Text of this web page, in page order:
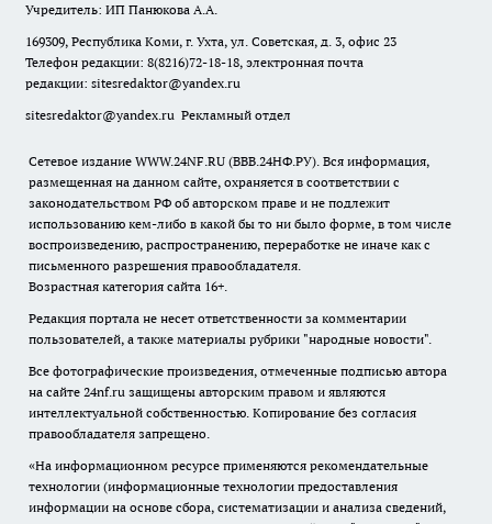
Учредитель: ИП Панюкова А.А.
169309, Республика Коми, г. Ухта, ул. Советская, д. 3, офис 23
Телефон редакции: 8(8216)72-18-18, электронная почта
редакции: sitesredaktor@yandex.ru
sitesredaktor@yandex.ru Рекламный отдел
Сетевое издание WWW.24NF.RU (ВВВ.24НФ.РУ). Вся информация,
размещенная на данном сайте, охраняется в соответствии с
законодательством РФ об авторском праве и не подлежит
использованию кем-либо в какой бы то ни было форме, в том числе
воспроизведению, распространению, переработке не иначе как с
письменного разрешения правообладателя.
Возрастная категория сайта 16+.
Редакция портала не несет ответственности за комментарии
пользователей, а также материалы рубрики "народные новости".
Все фотографические произведения, отмеченные подписью автора
на сайте 24nf.ru защищены авторским правом и являются
интеллектуальной собственностью. Копирование без согласия
правообладателя запрещено.
«На информационном ресурсе применяются рекомендательные
технологии (информационные технологии предоставления
информации на основе сбора, систематизации и анализа сведений,